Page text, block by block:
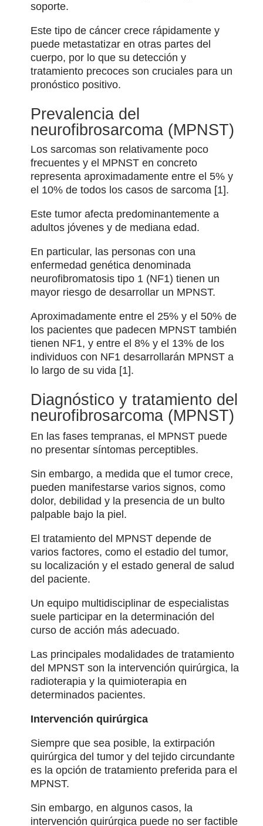
soporte.
Este tipo de cáncer crece rápidamente y
puede metastatizar en otras partes del
cuerpo, por lo que su detección y
tratamiento precoces son cruciales para un
pronóstico positivo.
Prevalencia del
neurofibrosarcoma (MPNST)
Los sarcomas son relativamente poco
frecuentes y el MPNST en concreto
representa aproximadamente entre el 5% y
el 10% de todos los casos de sarcoma [1].
Este tumor afecta predominantemente a
adultos jóvenes y de mediana edad.
En particular, las personas con una
enfermedad genética denominada
neurofibromatosis tipo 1 (NF1) tienen un
mayor riesgo de desarrollar un MPNST.
Aproximadamente entre el 25% y el 50% de
los pacientes que padecen MPNST también
tienen NF1, y entre el 8% y el 13% de los
individuos con NF1 desarrollarán MPNST a
lo largo de su vida [1].
Diagnóstico y tratamiento del
neurofibrosarcoma (MPNST)
En las fases tempranas, el MPNST puede
no presentar síntomas perceptibles.
Sin embargo, a medida que el tumor crece,
pueden manifestarse varios signos, como
dolor, debilidad y la presencia de un bulto
palpable bajo la piel.
El tratamiento del MPNST depende de
varios factores, como el estadio del tumor,
su localización y el estado general de salud
del paciente.
Un equipo multidisciplinar de especialistas
suele participar en la determinación del
curso de acción más adecuado.
Las principales modalidades de tratamiento
del MPNST son la intervención quirúrgica, la
radioterapia y la quimioterapia en
determinados pacientes.
Intervención quirúrgica
Siempre que sea posible, la extirpación
quirúrgica del tumor y del tejido circundante
es la opción de tratamiento preferida para el
MPNST.
Sin embargo, en algunos casos, la
intervención quirúrgica puede no ser factible